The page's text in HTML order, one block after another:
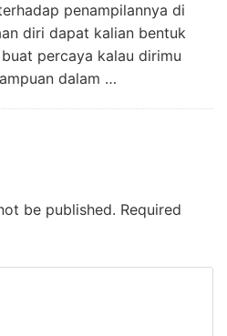
penampilannya di
diri dapat kalian bentuk
percaya kalau dirimu
dalam …
be published. Required